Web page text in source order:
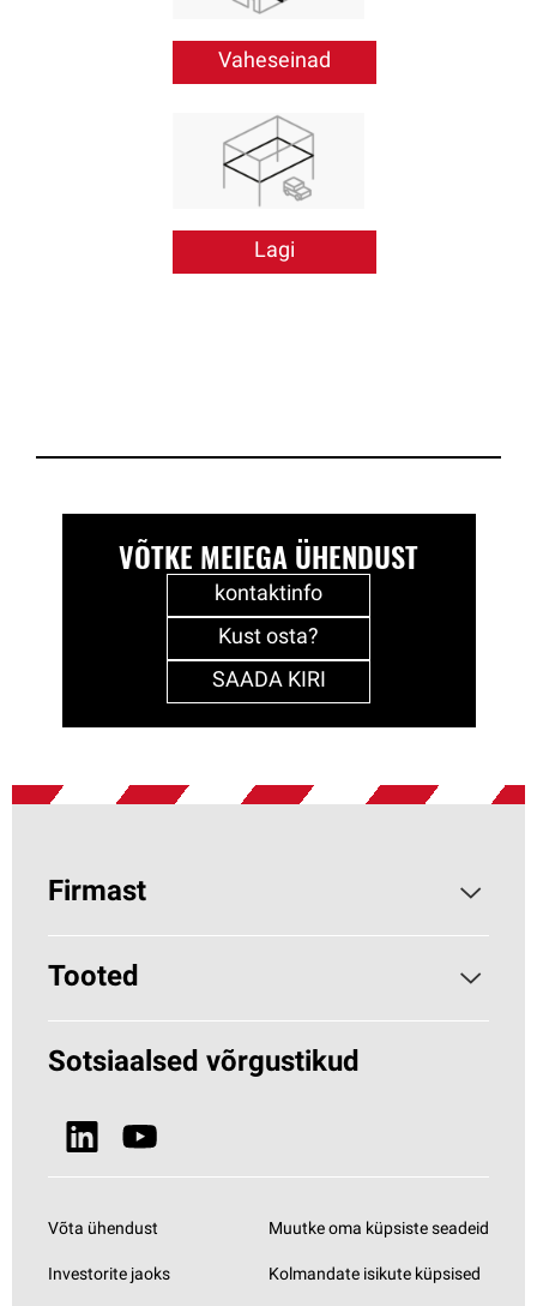
Vaheseinad
Lagi
VÕTKE MEIEGA ÜHENDUST
kontaktinfo
Kust osta?
SAADA KIRI
Firmast
Parocist
Miks kivivill?
Jätkusuutlikkus
Uudised ja meedia
Tooted
Hoonete soojustamine
Sotsiaalsed võrgustikud
Võta ühendust
Investorite jaoks
Muutke oma küpsiste seadeid
Kolmandate isikute küpsised